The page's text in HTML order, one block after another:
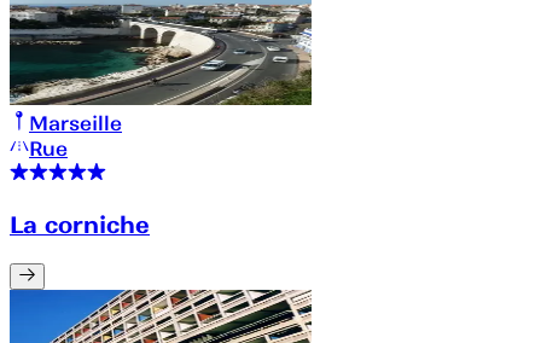
Marseille
Rue
La corniche